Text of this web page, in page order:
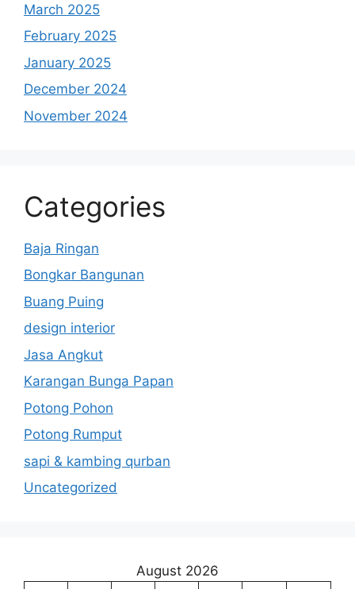
March 2025
February 2025
January 2025
December 2024
November 2024
Categories
Baja Ringan
Bongkar Bangunan
Buang Puing
design interior
Jasa Angkut
Karangan Bunga Papan
Potong Pohon
Potong Rumput
sapi & kambing qurban
Uncategorized
August 2026